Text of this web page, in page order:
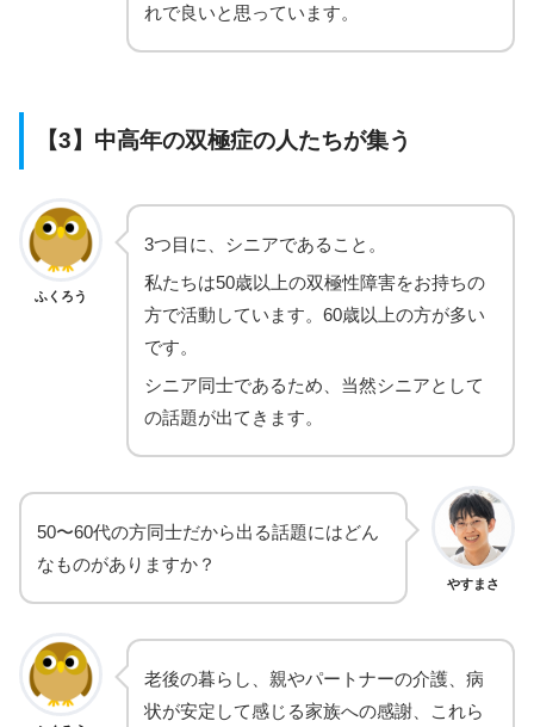
れで良いと思っています。
【3】中高年の双極症の人たちが集う
ふくろう
3つ目に、シニアであること。
私たちは50歳以上の双極性障害をお持ちの
方で活動しています。60歳以上の方が多い
です。
シニア同士であるため、当然シニアとして
の話題が出てきます。
やすまさ
50〜60代の方同士だから出る話題にはどん
なものがありますか？
老後の暮らし、親やパートナーの介護、病
状が安定して感じる家族への感謝、これら